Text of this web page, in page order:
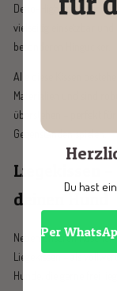
Deko-Highlight oder als
vielseitig einsetzbar und
besonderen Hingucker.
Alle diese Kissen
Materialien und sind
überstehen – perfekt
Gegenständen spielen.
Liegekissen
deinen Hund
Neben unseren
Liegekissen – als
Hunde, die gerne frei
Du hast
Per